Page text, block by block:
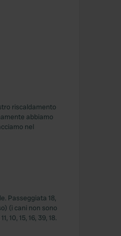
riscaldamento
abbiamo
nel
Passeggiata 18,
(i cani non sono
10, 15, 16, 39, 18.